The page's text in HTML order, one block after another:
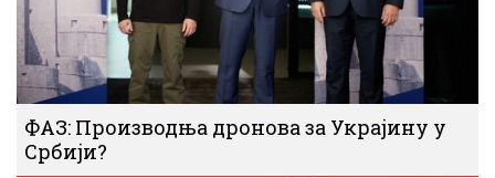
ФАЗ: Производња дронова за Украјину у
Србији?